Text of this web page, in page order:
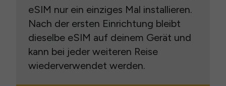
eSIM nur ein einziges Mal installieren.
Nach der ersten Einrichtung bleibt
dieselbe eSIM auf deinem Gerät und
kann bei jeder weiteren Reise
wiederverwendet werden.